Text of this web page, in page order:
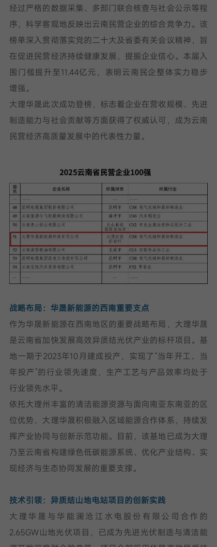
经过严格的数据采集、多部门联合核查与社会公示等程
序，科学客观地反映出云南民营企业的综合竞争力。该
榜单深入贯彻落实党的二十大及省委有关会议精神，旨
在促进民营经济持续健康发展，提振企业信心。本届入
围门槛提升至11.44亿元，表明云南民企整体实力稳步
增强。
大理华晟此次成功登榜，标志着企业在营收规模、先进
制造能力与社会贡献等方面获得了权威认可，成为云南
民营经济高质量发展中的代表性力量。
战略布局：华晟新能源的西南重要支点
作为华晟新能源在西南地区的重要战略布局，大理华晟
是云南省加快发展高效异质结光伏产业的标杆项目。基
地一期于2023年10月建成投产，实现了“当年开工、当
年投产”的行业领先速度，生产工艺与产品效率均处于
行业领先水平。
依托大理州丰富的清洁能源资源与面向南亚东南亚的区
位优势，大理华晟积极融入区域能源合作体系，持续发
挥产业协同与创新示范功能。目前，该基地已成为大理
乃至云南省构建绿色低碳能源系统、优化产业结构、实
现经济与生态协同发展的重要支撑。
技术引领：异质结山地电站项目的创新实践
大理华晟与华能澜沧江水电股份有限公司合作的
2.65GW山地光伏项目，已成为先进光伏制造与清洁能